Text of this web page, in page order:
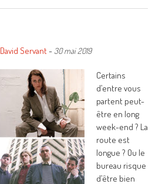
David Servant- 30 mai 2019
Certains
d’entre vous
partent peut-
être en long
week-end ? La
route est
longue ? Ou le
bureau risque
d’être bien